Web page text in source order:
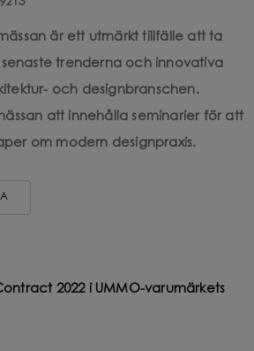
mässan är ett utmärkt tillfälle att ta
trenderna och innovativa
och designbranschen.
att innehålla seminarier för att
om modern designpraxis.